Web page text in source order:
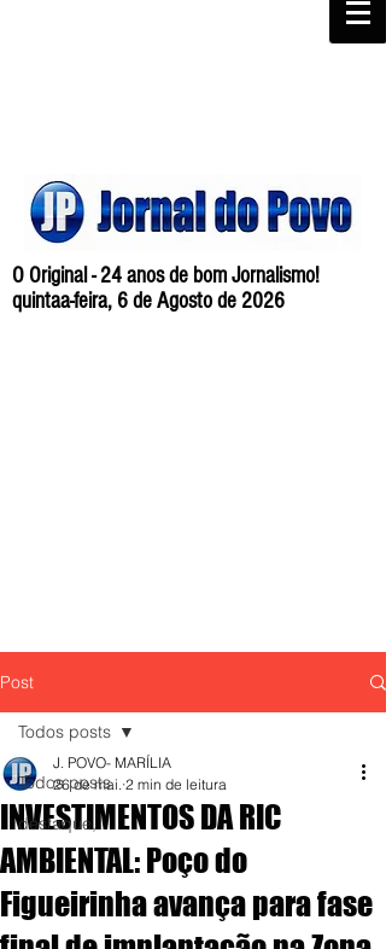
O Original - 24 anos de bom Jornalismo!
quintaa-feira, 6 de Agosto de 2026
Post
Todos posts
destaque,
Todos posts
INVESTIMENTOS DA RIC
AMBIENTAL: Poço do
Figueirinha avança para fase
J. POVO- MARÍLIA
26 de mai. 2 min de leitura